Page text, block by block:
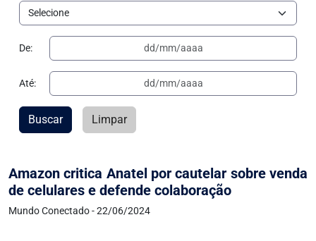
Amazon critica Anatel por cautelar sobre venda
de celulares e defende colaboração
Mundo Conectado - 22/06/2024
De:
Até:
Buscar Limpar